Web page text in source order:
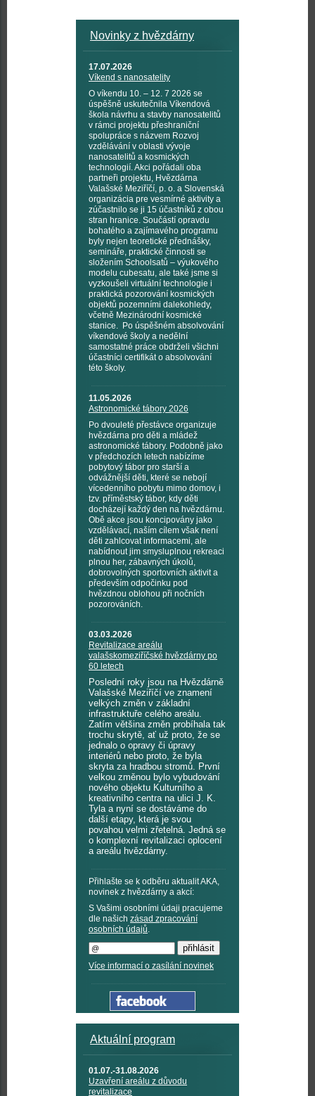
Novinky z hvězdárny
17.07.2026
Víkend s nanosatelity
O víkendu 10. – 12. 7 2026 se
úspěšně uskutečnila Víkendová
škola návrhu a stavby nanosatelitů
v rámci projektu přeshraniční
spolupráce s názvem Rozvoj
vzdělávání v oblasti vývoje
nanosatelitů a kosmických
technologií. Akci pořádali oba
partneři projektu, Hvězdárna
Valašské Meziříčí, p. o. a Slovenská
organizácia pre vesmírné aktivity a
zúčastnilo se ji 15 účastníků z obou
stran hranice. Součástí opravdu
bohatého a zajímavého programu
byly nejen teoretické přednášky,
semináře, praktické činnosti se
složením Schoolsatů – výukového
modelu cubesatu, ale také jsme si
vyzkoušeli virtuální technologie i
praktická pozorování kosmických
objektů pozemními dalekohledy,
včetně Mezinárodní kosmické
stanice. Po úspěšném absolvování
víkendové školy a nedělní
samostatné práce obdrželi všichni
účastníci certifikát o absolvování
této školy.
11.05.2026
Astronomické tábory 2026
Po dvouleté přestávce organizuje
hvězdárna pro děti a mládež
astronomické tábory. Podobně jako
v předchozích letech nabízíme
pobytový tábor pro starší a
odvážnější děti, které se nebojí
vícedenního pobytu mimo domov, i
tzv. příměstský tábor, kdy děti
docházejí každý den na hvězdárnu.
Obě akce jsou koncipovány jako
vzdělávací, naším cílem však není
děti zahlcovat informacemi, ale
nabídnout jim smysluplnou rekreaci
plnou her, zábavných úkolů,
dobrovolných sportovních aktivit a
především odpočinku pod
hvězdnou oblohou při nočních
pozorováních.
03.03.2026
Revitalizace areálu
valašskomeziříčské hvězdárny po
60 letech
Poslední roky jsou na Hvězdárně
Valašské Meziříčí ve znamení
velkých změn v základní
infrastruktuře celého areálu.
Zatím většina změn probíhala tak
trochu skrytě, ať už proto, že se
jednalo o opravy či úpravy
interiérů nebo proto, že byla
skryta za hradbou stromů. První
velkou změnou bylo vybudování
nového objektu Kulturního a
kreativního centra na ulici J. K.
Tyla a nyní se dostáváme do
další etapy, která je svou
povahou velmi zřetelná. Jedná se
o komplexní revitalizaci oplocení
a areálu hvězdárny.
Přihlašte se k odběru aktualit AKA,
novinek z hvězdárny a akcí:
S Vašimi osobními údaji pracujeme
dle našich zásad zpracování
osobních údajů.
Více informací o zasílání novinek
Aktuální program
01.07.-31.08.2026
Uzavření areálu z důvodu
revitalizace